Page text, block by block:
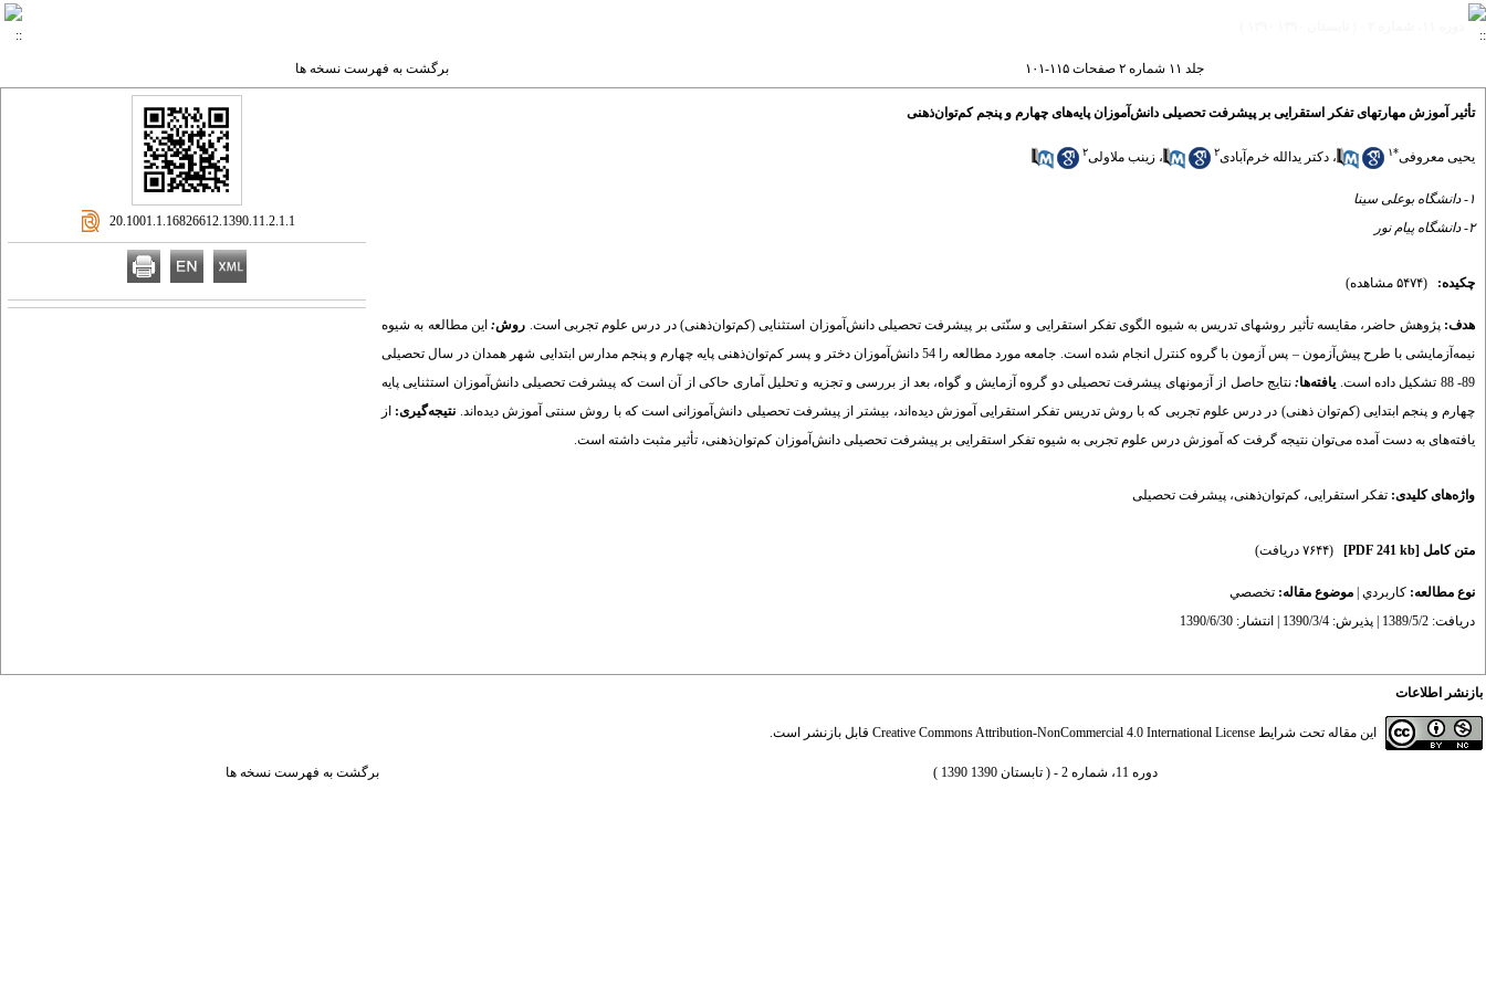
جلد ۱۱ شماره ۲ صفحات ۱۱۵-۱۰۱ برگشت به فهرست نسخه ها
تأثیر آموزش مهارتهای تفکر استقرایی بر پیشرفت تحصیلی دانش‌آموزان پایه‌های چهارم و پنجم کم‌توان‌ذهنی
یحیی معروفی*۱ ، دکتر یدالله خرم‌آبادی۲ ، زینب ملا‌ولی۲
۱- دانشگاه بوعلی سینا
۲- دانشگاه پیام نور
چکیده: (۵۴۷۴ مشاهده)
هدف: پژوهش حاضر، مقایسه تأثیر روشهای تدریس به شیوه الگوی تفکر استقرایی و سنّتی بر پیشرفت تحصیلی دانش‌آموزان استثنایی (کم‌توان‌ذهنی) در درس علوم تجربی است. روش:این مطالعه به شیوه
نیمه‌آزمایشی با طرح پیش‌آزمون – پس آزمون با گروه کنترل انجام شده است. جامعه مورد مطالعه را 54 دانش‌آموزان دختر و پسر کم‌توان‌ذهنی پایه چهارم و پنجم مدارس ابتدایی شهر همدان در سال تحصیلی
89- 88 تشکیل داده است.
یافته‌ها:نتایج حاصل از آزمونهای پیشرفت تحصیلی دو گروه آزمایش و گواه، بعد از بررسی و تجزیه و تحلیل آماری حاکی از آن است که پیشرفت تحصیلی دانش‌آموزان استثنایی پایه
چهارم و پنجم ابتدایی (کم‌توان ذهنی) در درس علوم تجربی که با روش تدریس تفکر استقرایی آموزش دیده‌اند، بیشتر از پیشرفت تحصیلی دانش‌آموزانی است که با روش سنتی آموزش دیده‌اند. نتیجه‌گیری: از
یافته‌های به دست آمده می‌توان نتیجه گرفت که آموزش درس علوم تجربی به شیوه تفکر استقرایی بر پیشرفت تحصیلی دانش‌آموزان کم‌توان‌ذهنی، تأثیر مثبت داشته است.
واژه‌های کلیدی: تفکر استقرایی، کم‌توان‌ذهنی، پیشرفت تحصیلی
متن کامل [PDF 241 kb] (۷۶۴۴ دریافت)
نوع مطالعه: كاربردي موضوع مقاله: تخصصي
دریافت: 1389/5/2 | پذیرش: 1390/3/4 | انتشار: 1390/6/30
‎ 20.1001.1.16826612.1390.11.2.1.1
بازنشر اطلاعات
این مقاله تحت شرایط Creative Commons Attribution-NonCommercial 4.0 International License قابل بازنشر است.
دوره 11، شماره 2 - ( تابستان 1390 1390 ) برگشت به فهرست نسخه ها